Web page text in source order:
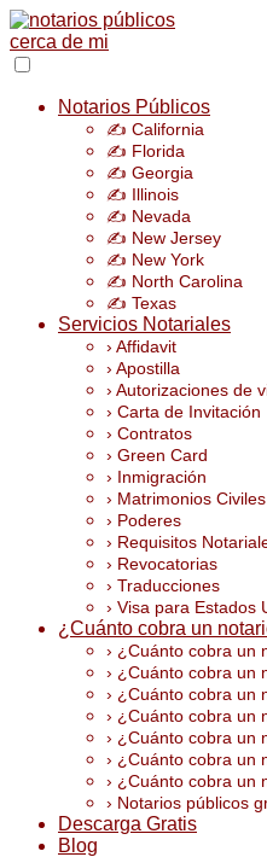
Notarios Públicos
✍️ California
✍️ Florida
✍️ Georgia
✍️ Illinois
✍️ Nevada
✍️ New Jersey
✍️ New York
✍️ North Carolina
✍️ Texas
Servicios Notariales
› Affidavit
› Apostilla
› Autorizaciones de
› Carta de Invitación
› Contratos
› Green Card
› Inmigración
› Matrimonios Civiles
› Poderes
› Requisitos
› Revocatorias
› Traducciones
› Visa para Estados
¿Cuánto cobra un
› ¿Cuánto cobra un
› ¿Cuánto cobra un
› ¿Cuánto cobra un
› ¿Cuánto cobra un
› ¿Cuánto cobra un
› ¿Cuánto cobra un
› ¿Cuánto cobra un
› Notarios públicos
Descarga Gratis
Blog